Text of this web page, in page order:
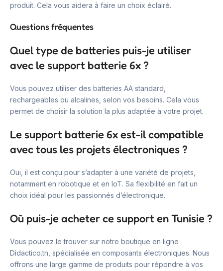
produit. Cela vous aidera à faire un choix éclairé.
Questions fréquentes
Quel type de batteries puis-je utiliser
avec le support batterie 6x ?
Vous pouvez utiliser des batteries AA standard,
rechargeables ou alcalines, selon vos besoins. Cela vous
permet de choisir la solution la plus adaptée à votre projet.
Le support batterie 6x est-il compatible
avec tous les projets électroniques ?
Oui, il est conçu pour s’adapter à une variété de projets,
notamment en robotique et en IoT. Sa flexibilité en fait un
choix idéal pour les passionnés d’électronique.
Où puis-je acheter ce support en Tunisie ?
Vous pouvez le trouver sur notre boutique en ligne
Didactico.tn, spécialisée en composants électroniques. Nous
offrons une large gamme de produits pour répondre à vos